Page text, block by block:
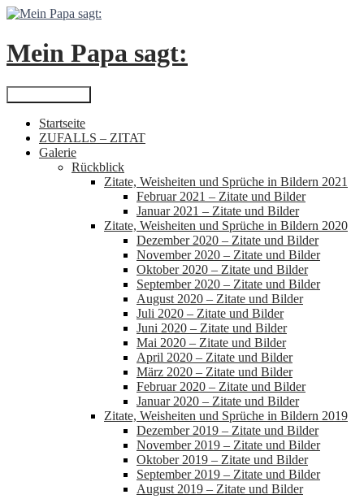
Zum
springen
Mein Papa sagt:
Suchen
Startseite
ZUFALLS – ZITAT
Galerie
Rückblick
Zitate, Weisheiten und Sprüche in Bildern 2021
Februar 2021 – Zitate und Bilder
Januar 2021 – Zitate und Bilder
Zitate, Weisheiten und Sprüche in Bildern 2020
Dezember 2020 – Zitate und Bilder
November 2020 – Zitate und Bilder
Oktober 2020 – Zitate und Bilder
September 2020 – Zitate und Bilder
August 2020 – Zitate und Bilder
Juli 2020 – Zitate und Bilder
Juni 2020 – Zitate und Bilder
Mai 2020 – Zitate und Bilder
April 2020 – Zitate und Bilder
März 2020 – Zitate und Bilder
Februar 2020 – Zitate und Bilder
Januar 2020 – Zitate und Bilder
Zitate, Weisheiten und Sprüche in Bildern 2019
Dezember 2019 – Zitate und Bilder
November 2019 – Zitate und Bilder
Oktober 2019 – Zitate und Bilder
September 2019 – Zitate und Bilder
August 2019 – Zitate und Bilder